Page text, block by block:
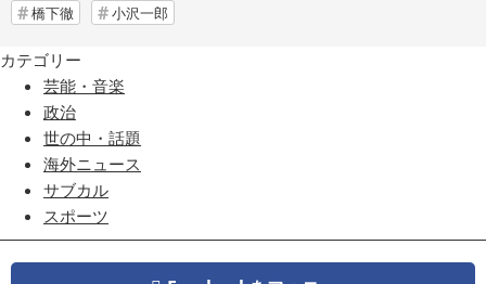
橋下徹 小沢一郎
カテゴリー
芸能・音楽
政治
世の中・話題
海外ニュース
サブカル
スポーツ